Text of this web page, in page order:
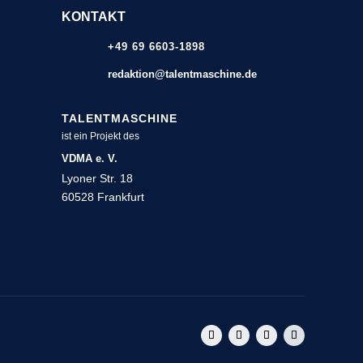
KONTAKT
+49 69 6603-1898
redaktion@talentmaschine.de
TALENTMASCHINE
ist ein Projekt des
VDMA e. V.
Lyoner Str. 18
60528 Frankfurt